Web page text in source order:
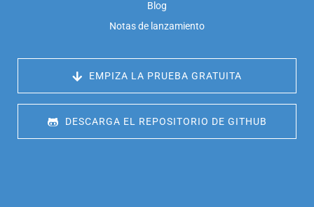
Blog
Notas de lanzamiento
EMPIZA LA PRUEBA GRATUITA
DESCARGA EL REPOSITORIO DE GITHUB